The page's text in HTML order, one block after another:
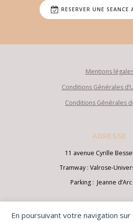
En poursuivant votre navigation
RESERVER UNE SEANCE
Mentions
Conditions Générales
Conditions Générales
ADRESSE
11 avenue Cyrille
Tramway : Valrose-
Parking : Jeanne